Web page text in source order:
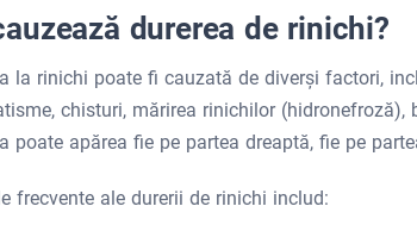
durerea de rinichi?
la rinichi poate fi cauzată de diverși factori,
chisturi, mărirea rinichilor
poate apărea fie pe partea dreaptă, fie pe
frecvente ale durerii de rinichi includ: